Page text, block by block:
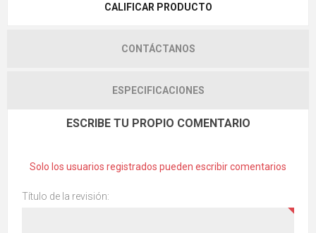
CALIFICAR PRODUCTO
CONTÁCTANOS
ESPECIFICACIONES
ESCRIBE TU PROPIO COMENTARIO
Solo los usuarios registrados pueden escribir comentarios
Título de la revisión: